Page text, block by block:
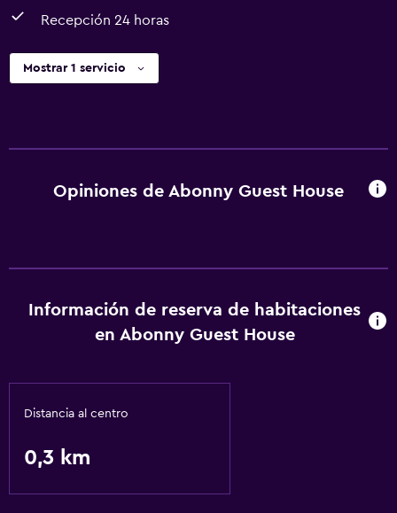
Recepción 24 horas
Mostrar 1 servicio
Opiniones de Abonny Guest House
Información de reserva de habitaciones
en Abonny Guest House
Distancia al centro
0,3 km